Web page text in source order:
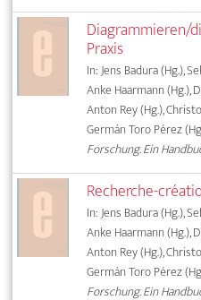
Diagrammieren/
Praxis
In: Jens Badura (Hg.),
Anke Haarmann (Hg.),
Anton Rey (Hg.),
Germán Toro Pérez
Forschung. Ein
Recherche-
In: Jens Badura (Hg.),
Anke Haarmann (Hg.),
Anton Rey (Hg.),
Germán Toro Pérez
Forschung. Ein